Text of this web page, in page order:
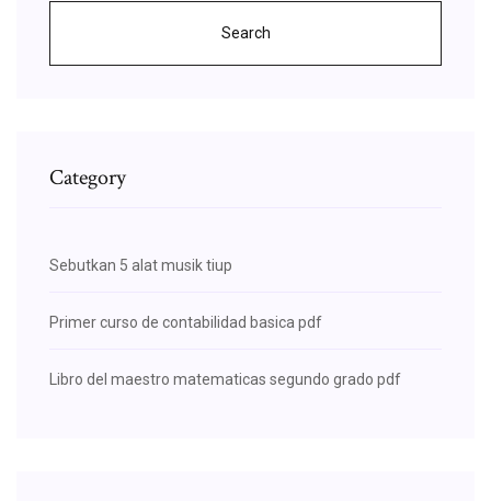
Search
Category
Sebutkan 5 alat musik tiup
Primer curso de contabilidad basica pdf
Libro del maestro matematicas segundo grado pdf